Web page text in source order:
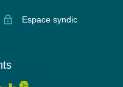
Espace syndic